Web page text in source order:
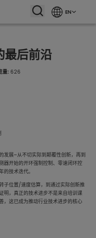
EN
最后前沿
量: 626
发展–从不切实际到颠覆性创新，再到
器开始的开环强制控制、零速闭环控
技术迭代。
子位置/速度估算，到通过实际创新推
明，真正的技术进步不是来自培训课
，这已成为推动行业技术进步的核心